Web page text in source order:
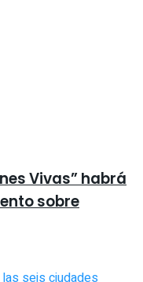
Vivas” habrá
sobre